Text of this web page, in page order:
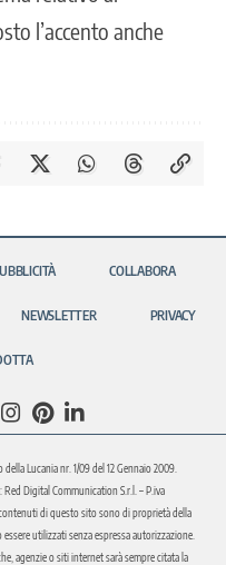
l’accento anche
COLLABORA
NEWSLETTER PRIVACY
Lucania nr. 1/09 del 12 Gennaio 2009.
Digital Communication S.r.l. – P.iva
di questo sito sono di proprietà della
utilizzati senza espressa autorizzazione.
agenzie o siti internet sarà sempre citata la